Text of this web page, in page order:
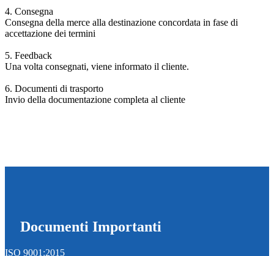
4. Consegna
Consegna della merce alla destinazione concordata in fase di
accettazione dei termini
5. Feedback
Una volta consegnati, viene informato il cliente.
6. Documenti di trasporto
Invio della documentazione completa al cliente
Documenti Importanti
ISO 9001:2015